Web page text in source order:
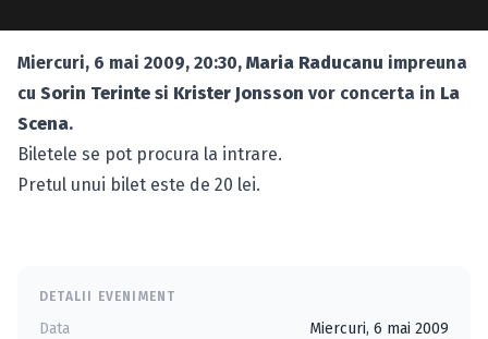
Miercuri, 6 mai 2009, 20:30, Maria Raducanu impreuna
cu Sorin Terinte si Krister Jonsson vor concerta in La
Scena.
Biletele se pot procura la intrare.
Pretul unui bilet este de 20 lei.
DETALII EVENIMENT
Data Miercuri, 6 mai 2009